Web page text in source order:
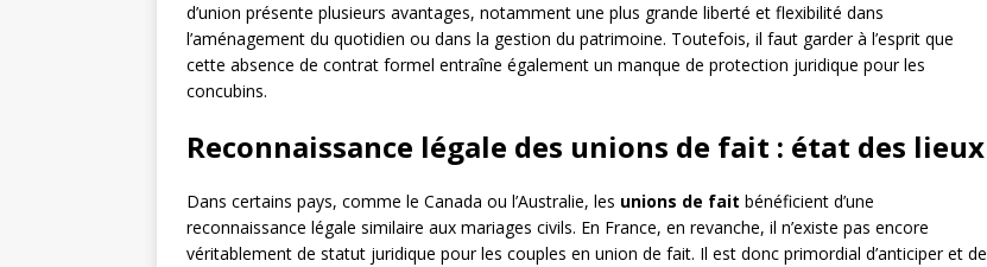
d’union présente plusieurs avantages, notamment une plus grande liberté et flexibilité dans
l’aménagement du quotidien ou dans la gestion du patrimoine. Toutefois, il faut garder à l’esprit que
cette absence de contrat formel entraîne également un manque de protection juridique pour les
concubins.
Reconnaissance légale des unions de fait : état des lieux
Dans certains pays, comme le Canada ou l’Australie, les unions de fait bénéficient d’une
reconnaissance légale similaire aux mariages civils. En France, en revanche, il n’existe pas encore
véritablement de statut juridique pour les couples en union de fait. Il est donc primordial d’anticiper et de